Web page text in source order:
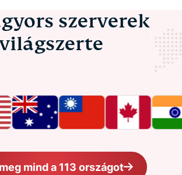
szerverek
világszerte
mind a 113 országot